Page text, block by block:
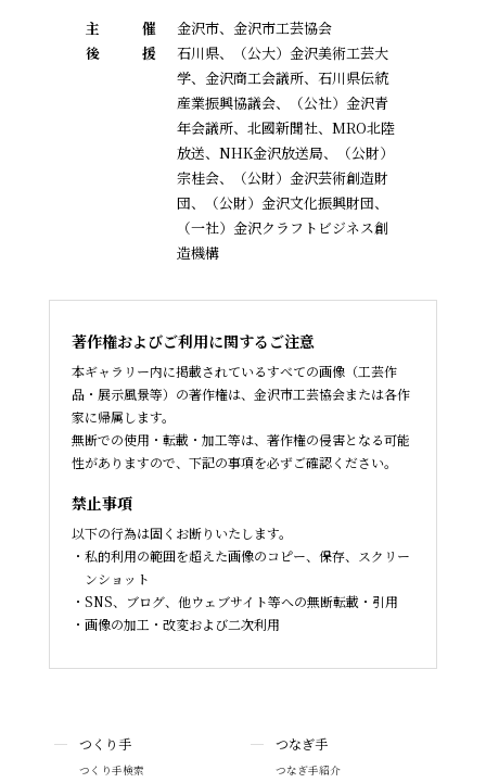
主 催
金沢市、金沢市工芸協会
後
援
石川県、（公大）金沢美術工芸大
学、金沢商工会議所、石川県伝統
産業振興協議会、
（公社）金沢青
年会議所、北國新聞社、MRO北陸
放送、NHK金沢放送局、（公財）
宗桂会、
（公財）金沢芸術創造財
団、（公財）金沢文化振興財団、
（一社）金沢クラフトビジネス創
造機構
著作権およびご利用に関するご注意
本ギャラリー内に掲載されているすべての画像（工芸作
品・展示風景等）の著作権は、金沢市工芸協会または各作
家に帰属します。
無断での使用・転載・加工等は、著作権の侵害となる可能
性がありますので、下記の事項を必ずご確認ください。
禁止事項
以下の行為は固くお断りいたします。
私的利用の範囲を超えた画像のコピー、保存、スクリー
ンショット
SNS、ブログ、他ウェブサイト等への無断転載・引用
画像の加工・改変および二次利用
つくり手
つくり手検索
つなぎ手
つなぎ手紹介